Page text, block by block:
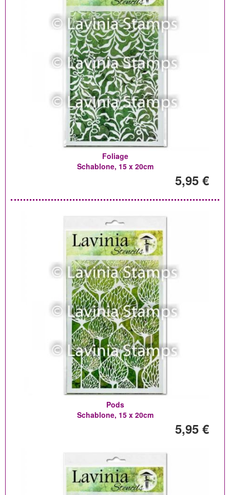
Foliage
Schablone, 15 x 20cm
5,95 €
Pods
Schablone, 15 x 20cm
5,95 €